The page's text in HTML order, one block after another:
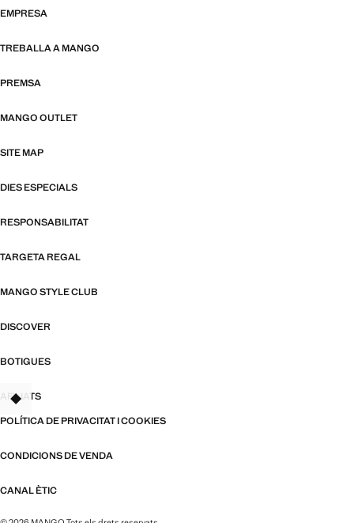
EMPRESA
TREBALLA A MANGO
PREMSA
MANGO OUTLET
SITE MAP
DIES ESPECIALS
RESPONSABILITAT
TARGETA REGAL
MANGO STYLE CLUB
DISCOVER
BOTIGUES
AFILIATS
POLÍTICA DE PRIVACITAT I COOKIES
CONDICIONS DE VENDA
CANAL ÈTIC